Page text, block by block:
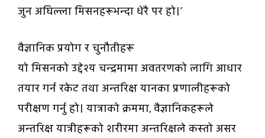
जुन अघिल्ला मिसनहरूभन्दा धेरै पर हो।’
वैज्ञानिक प्रयोग र चुनौतीहरू
यो मिसनको उद्देश्य चन्द्रमामा अवतरणको लागि आधार
तयार गर्न रकेट तथा अन्तरिक्ष यानका प्रणालीहरूको
परीक्षण गर्नु हो। यात्राको क्रममा, वैज्ञानिकहरूले
अन्तरिक्ष यात्रीहरूको शरीरमा अन्तरिक्षले कस्तो असर